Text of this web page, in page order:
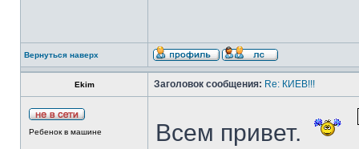
Вернуться наверх
Ekim Заголовок сообщения: Re: КИЕВ!!!
Ребенок в машине Всем привет.